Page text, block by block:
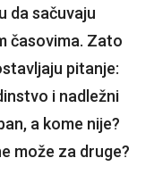
da sačuvaju
časovima. Zato
pitanje:
i nadležni
a kome nije?
može za druge?